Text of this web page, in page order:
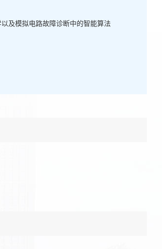
及模拟电路故障诊断中的智能算法